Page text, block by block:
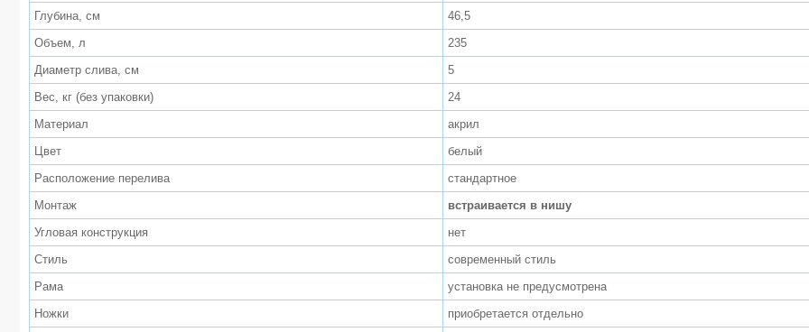
Глубина, см
46,5
Объем, л
235
Диаметр слива, см
5
Вес, кг (без упаковки)
24
Материал
акрил
Цвет
белый
Расположение перелива
стандартное
Монтаж
встраивается в нишу
Угловая конструкция
нет
Стиль
современный стиль
Рама
установка не предусмотрена
Ножки
приобретается отдельно